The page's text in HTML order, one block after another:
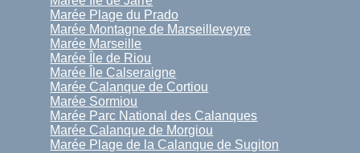
Marée Plage du Prado
Marée Montagne de Marseilleveyre
Marée Marseille
Marée Île de Riou
Marée Île Calseraigne
Marée Calanque de Cortiou
Marée Sormiou
Marée Parc National des Calanques
Marée Calanque de Morgiou
Marée Plage de la Calanque de Sugiton